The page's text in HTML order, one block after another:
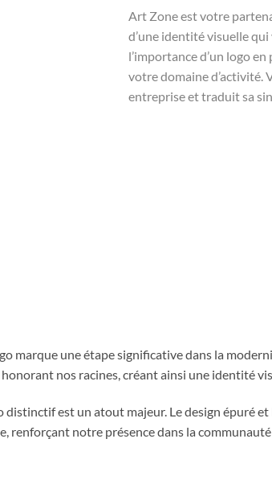
Art Zone est votre
d’une identité visuelle
l’importance d’un logo
votre domaine d’activité.
entreprise et traduit sa
marque une étape significative dans la
nos racines, créant ainsi une identité
distinctif est un atout majeur. Le design épuré
renforçant notre présence dans la